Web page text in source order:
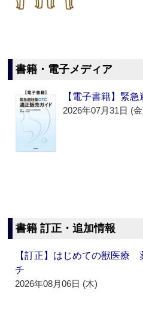
書籍・電子メディア
【電子書籍】緊
2026年07月31日 (
書籍 訂正・追加情報
【訂正】はじめての獣医療
チ
2026年08月06日 (木)